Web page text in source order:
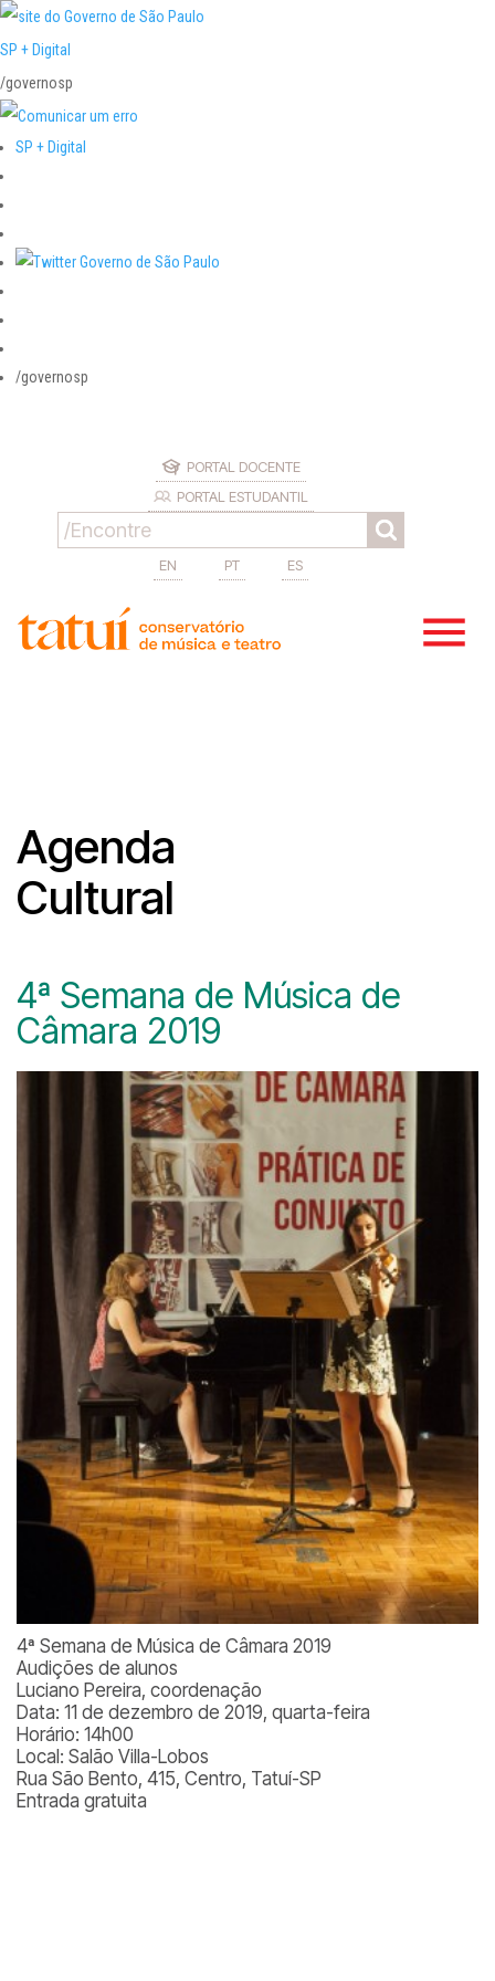
SP + Digital
/governosp
SP + Digital
/governosp
PORTAL DOCENTE
PORTAL ESTUDANTIL
EN PT ES
Agenda
Cultural
4ª Semana de Música de
Câmara 2019
4ª Semana de Música de Câmara 2019
Audições de alunos
Luciano Pereira, coordenação
Data: 11 de dezembro de 2019, quarta-feira
Horário: 14h00
Local: Salão Villa-Lobos
Rua São Bento, 415, Centro, Tatuí-SP
Entrada gratuita